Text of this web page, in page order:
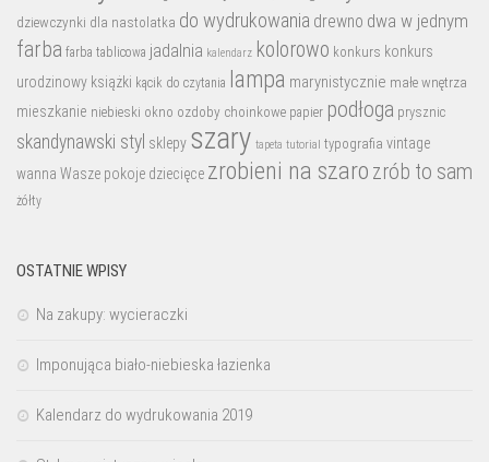
dziewczynki dla nastolatka do wydrukowania drewno dwa w jednym
farba farba tablicowa jadalnia kalendarz kolorowo konkurs konkurs
urodzinowy książki kącik do czytania lampa marynistycznie małe wnętrza
mieszkanie niebieski okno ozdoby choinkowe papier podłoga prysznic
skandynawski styl sklepy szary tapeta tutorial typografia vintage
wanna Wasze pokoje dziecięce zrobieni na szaro zrób to sam
żółty
OSTATNIE WPISY
Na zakupy: wycieraczki
Imponująca biało-niebieska łazienka
Kalendarz do wydrukowania 2019